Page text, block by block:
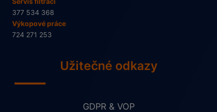
377 534 368
Výkopové práce
724 271 253
Užitečné odkazy
GDPR & VOP